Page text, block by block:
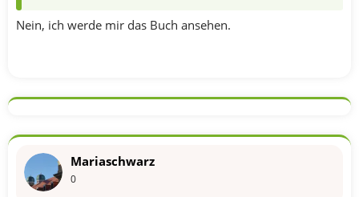
Nein, ich werde mir das Buch ansehen.
Mariaschwarz
0